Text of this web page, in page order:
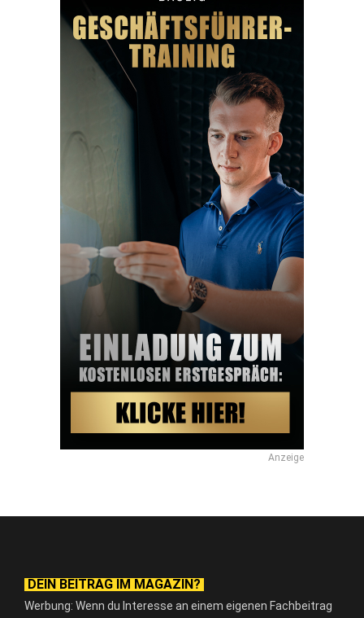
Anzeige
DEIN BEITRAG IM MAGAZIN?
Werbung: Wenn du Interesse an einem eigenen Fachbeitrag